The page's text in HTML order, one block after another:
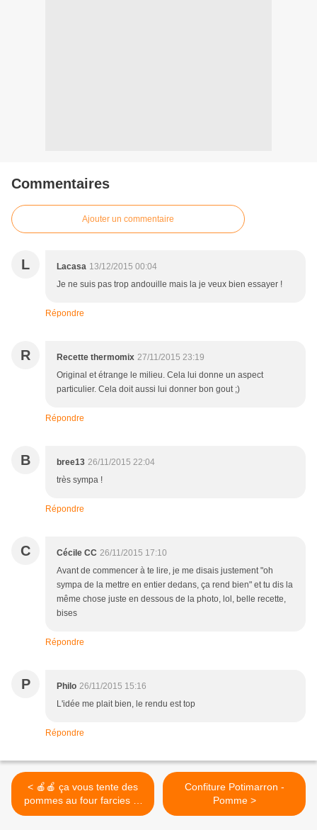
Commentaires
Ajouter un commentaire
L Lacasa 13/12/2015 00:04
Je ne suis pas trop andouille mais la je veux bien essayer !
Répondre
R Recette thermomix 27/11/2015 23:19
Original et étrange le milieu. Cela lui donne un aspect
particulier. Cela doit aussi lui donner bon gout ;)
Répondre
B bree13 26/11/2015 22:04
très sympa !
Répondre
C Cécile CC 26/11/2015 17:10
Avant de commencer à te lire, je me disais justement "oh
sympa de la mettre en entier dedans, ça rend bien" et tu dis la
même chose juste en dessous de la photo, lol, belle recette,
bises
Répondre
P Philo 26/11/2015 15:16
L'idée me plait bien, le rendu est top
Répondre
< 🍎🍎 ça vous tente des
pommes au four farcies et
sablées? Direction mon
Confiture Potimarron -
Pomme >